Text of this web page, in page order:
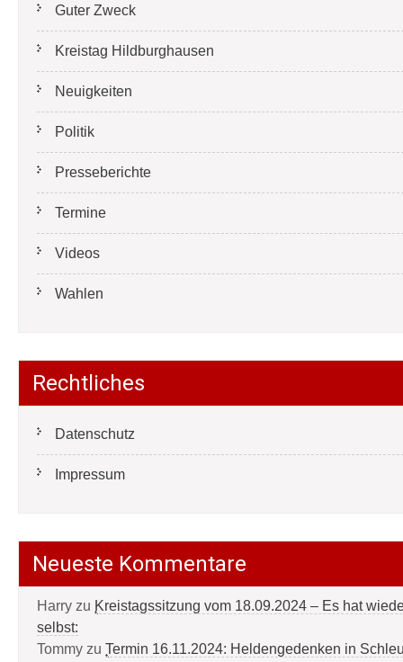
Guter Zweck
Kreistag Hildburghausen
Neuigkeiten
Politik
Presseberichte
Termine
Videos
Wahlen
Rechtliches
Datenschutz
Impressum
Neueste Kommentare
Harry zu Kreistagssitzung vom 18.09.2024 – Es hat
selbst:
Tommy zu Termin 16.11.2024: Heldengedenken in